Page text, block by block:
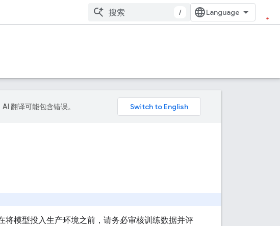
/
翻译可能包含错误。
模型投入生产环境之前，请务必审核训练数据并评